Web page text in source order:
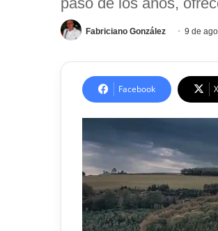
Fabriciano González 9 de
Facebook X